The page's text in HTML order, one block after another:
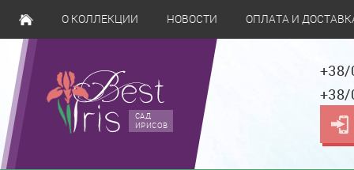
О КОЛЛЕКЦИИ НОВОСТИ ОПЛАТА И
САД
ИРИСОВ